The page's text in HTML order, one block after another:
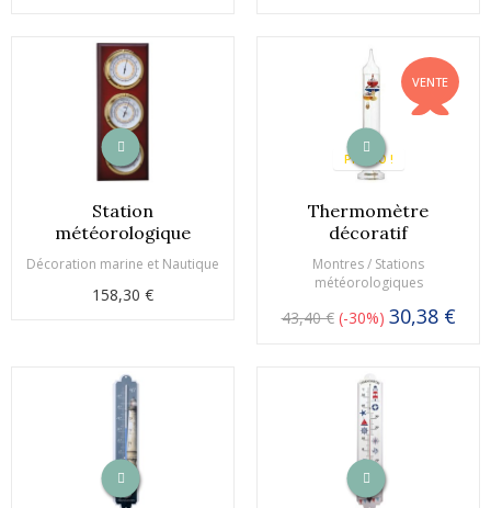
Station
météorologique
Décoration marine et Nautique
158,30 €
PROMO !
VENTE
Thermomètre
décoratif
Montres / Stations
météorologiques
43,40 € -30% 30,38 €